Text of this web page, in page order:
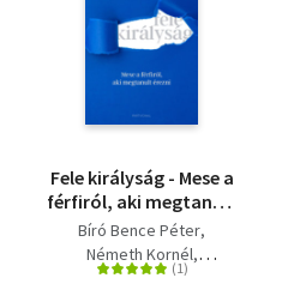
Fele királyság - Mese a
férfiról, aki megtanult
érezni
Bíró Bence Péter
Németh Kornél
Takács Dalma